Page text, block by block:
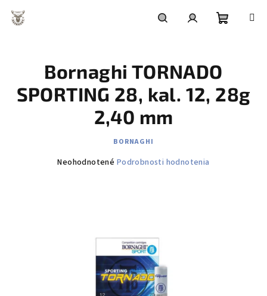
obsah
košík
Bornaghi TORNADO
SPORTING 28, kal. 12, 28g
2,40 mm
BORNAGHI
Priemerné
Neohodnotené Podrobnosti hodnotenia